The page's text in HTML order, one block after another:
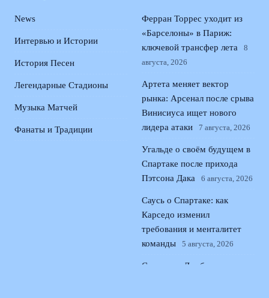
News
Интервью и Истории
История Песен
Легендарные Стадионы
Музыка Матчей
Фанаты и Традиции
Ферран Торрес уходит из
«Барселоны» в Париж:
ключевой трансфер лета
8
августа, 2026
Артета меняет вектор
рынка: Арсенал после срыва
Винисиуса ищет нового
лидера атаки
7 августа, 2026
Угальде о своём будущем в
Спартаке после прихода
Пэтсона Дака
6 августа, 2026
Саусь о Спартаке: как
Карседо изменил
требования и менталитет
команды
5 августа, 2026
Спартак и Дзюба: почему